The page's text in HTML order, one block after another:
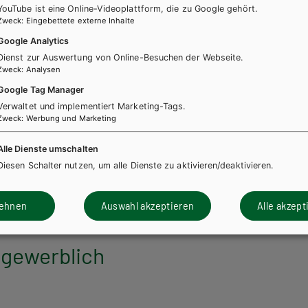
Naturwissenschaften
Band 2 für
Kompetenzmodule
ANWA 6
+ E-Book Lehrbuch E-Book Solo
ist eine Online-Videoplattform, die zu Google gehört.
: Eingebettete externe Inhalte
Analytics
zur Auswertung von Online-Besuchen der Webseite.
: Analysen
Tag Manager
und implementiert Marketing-Tags.
: Werbung und Marketing
Dienste umschalten
Schalter nutzen, um alle Dienste zu aktivieren/deaktivieren.
Auswahl akzeptieren Alle